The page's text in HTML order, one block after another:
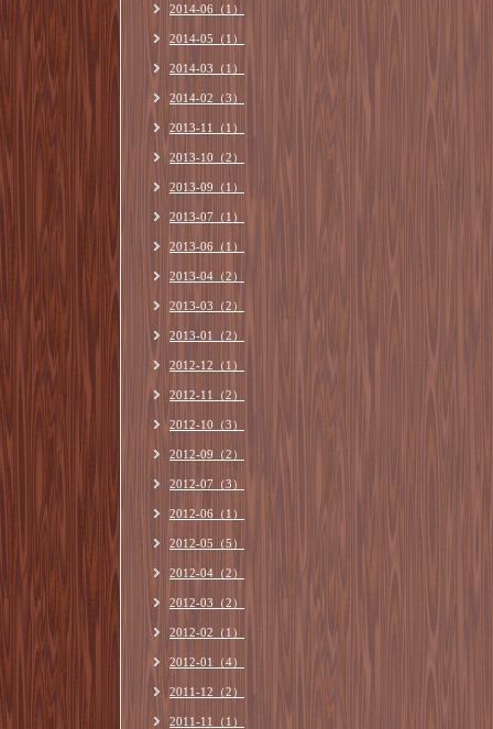
2014-06（1）
2014-05（1）
2014-03（1）
2014-02（3）
2013-11（1）
2013-10（2）
2013-09（1）
2013-07（1）
2013-06（1）
2013-04（2）
2013-03（2）
2013-01（2）
2012-12（1）
2012-11（2）
2012-10（3）
2012-09（2）
2012-07（3）
2012-06（1）
2012-05（5）
2012-04（2）
2012-03（2）
2012-02（1）
2012-01（4）
2011-12（2）
2011-11（1）